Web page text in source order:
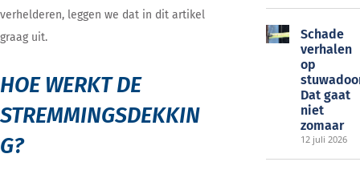
verhelderen, leggen we dat in dit artikel
graag uit.
HOE WERKT DE
STREMMINGSDEKKIN
G?
Schade
verhalen
op
Dat gaat
niet
zomaar
12 juli 2026